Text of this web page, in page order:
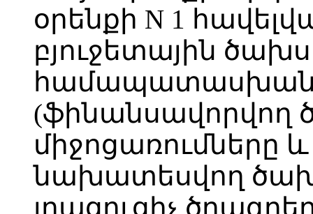
օրենքի N 1
բյուջետային
համապատասխան
(ֆինանսավորվող
միջոցառումները
նախատեսվող
լրացուցիչ